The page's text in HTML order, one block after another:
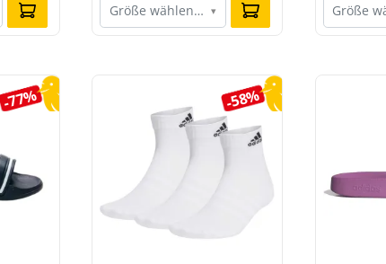
Größe wählen… ▾ Größe
-77% -58%